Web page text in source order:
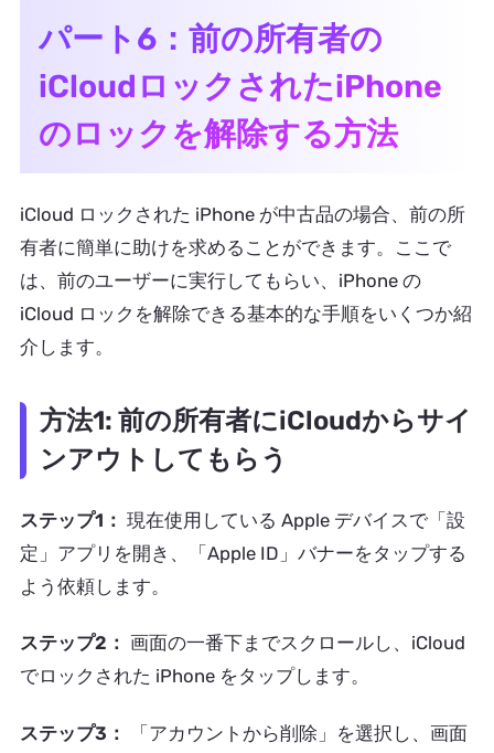
パート6：前の所有者の
iCloudロックされたiPhone
のロックを解除する方法
iCloud ロックされた iPhone が中古品の場合、前の所
有者に簡単に助けを求めることができます。ここで
は、前のユーザーに実行してもらい、iPhone の
iCloud ロックを解除できる基本的な手順をいくつか紹
介します。
方法1: 前の所有者にiCloudからサイ
ンアウトしてもらう
ステップ1： 現在使用している Apple デバイスで「設
定」アプリを開き、「Apple ID」バナーをタップする
よう依頼します。
ステップ2： 画面の一番下までスクロールし、iCloud
でロックされた iPhone をタップします。
ステップ3：
「アカウントから削除」を選択し、画面